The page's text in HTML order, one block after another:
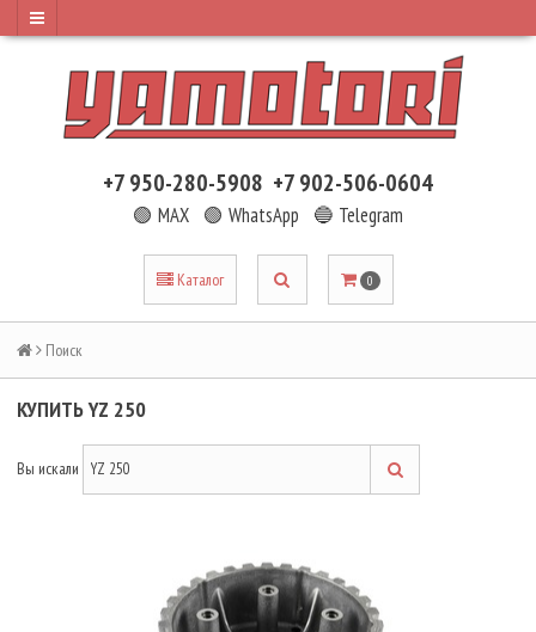
+7 950-280-5908 +7 902-506-0604
🟢 MAX 🟢 WhatsApp 🔵 Telegram
Каталог 0
Поиск
КУПИТЬ YZ 250
Вы искали